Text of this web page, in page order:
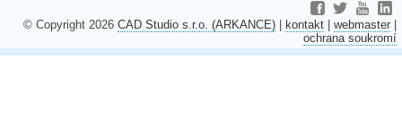
© Copyright 2026 CAD Studio s.r.o. (ARKANCE) kontakt webmaster
ochrana soukromí